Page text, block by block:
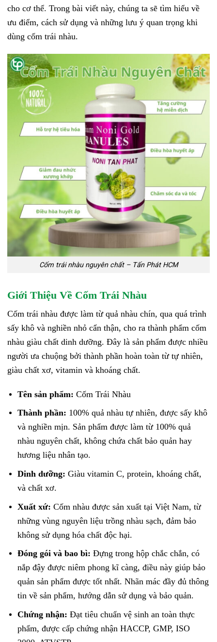
cho cơ thể. Trong bài viết này, chúng ta sẽ tìm hiểu về
ưu điểm, cách sử dụng và những lưu ý quan trọng khi
dùng cốm trái nhàu.
Cốm trái nhàu nguyên chất – Tấn Phát HCM
Giới Thiệu Về Cốm Trái Nhàu
Cốm trái nhàu được làm từ quả nhàu chín, qua quá trình
sấy khô và nghiền nhỏ cẩn thận, cho ra thành phẩm cốm
nhàu giàu chất dinh dưỡng. Đây là sản phẩm được nhiều
người ưa chuộng bởi thành phần hoàn toàn từ tự nhiên,
giàu chất xơ, vitamin và khoáng chất.
Tên sản phẩm: Cốm Trái Nhàu
Thành phần: 100% quả nhàu tự nhiên, được sấy khô
và nghiền mịn. Sản phẩm được làm từ 100% quả
nhàu nguyên chất, không chứa chất bảo quản hay
hương liệu nhân tạo.
Dinh dưỡng: Giàu vitamin C, protein, khoáng chất,
và chất xơ.
Xuất xứ: Cốm nhàu được sản xuất tại Việt Nam, từ
những vùng nguyên liệu trồng nhàu sạch, đảm bảo
không sử dụng hóa chất độc hại.
Đóng gói và bao bì: Đựng trong hộp chắc chắn, có
nắp đậy được niêm phong kĩ càng, điều này giúp bảo
quản sản phẩm được tốt nhất. Nhãn mác đầy đủ thông
tin về sản phẩm, hướng dẫn sử dụng và bảo quản.
Chứng nhận: Đạt tiêu chuẩn vệ sinh an toàn thực
phẩm, được cấp chứng nhận HACCP, GMP, ISO